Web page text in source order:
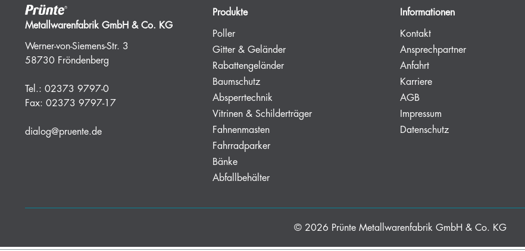
Metallwarenfabrik GmbH & Co. KG
Werner-von-Siemens-Str. 3
58730 Fröndenberg
Tel.: 02373 9797-0
Fax: 02373 9797-17
dialog@pruente.de
Produkte
Poller
Gitter & Geländer
Rabattengeländer
Baumschutz
Absperrtechnik
Vitrinen & Schilderträger
Fahnenmasten
Fahrradparker
Bänke
Abfallbehälter
Informationen
Kontakt
Ansprechpartner
Anfahrt
Karriere
AGB
Impressum
Datenschutz
© 2026 Prünte Metallwarenfabrik GmbH & Co. KG